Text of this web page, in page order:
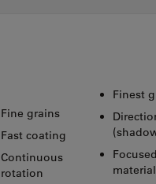
Fine grains
Fast coating
Continuous
rotation
Finest
material